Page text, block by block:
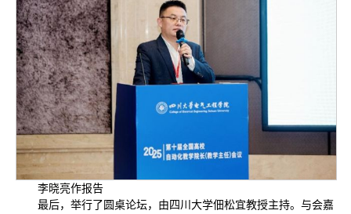
李晓亮作报告
最后，举行了圆桌论坛，由四川大学佃松宜教授主持。与会嘉